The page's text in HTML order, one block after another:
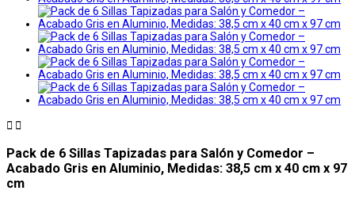
 
Pack de 6 Sillas Tapizadas para Salón y Comedor –
Acabado Gris en Aluminio, Medidas: 38,5 cm x 40 cm x 97
cm